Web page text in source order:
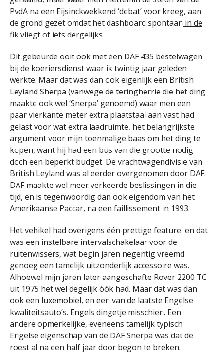
PvdA na een Eijsinckwekkend ‘debat’ voor kreeg, aan
de grond gezet omdat het dashboard spontaan in de
fik vliegtof iets dergelijks.
Dit gebeurde ooit ook met een DAF 435 bestelwagen
bij de koeriersdienst waar ik twintig jaar geleden
werkte. Maar dat was dan ook eigenlijk een British
Leyland Sherpa (vanwege de teringherrie die het ding
maakte ook wel ‘Snerpa’ genoemd) waar men een
paar vierkante meter extra plaatstaal aan vast had
gelast voor wat extra laadruimte, het belangrijkste
argument voor mijn toenmalige baas om het ding te
kopen, want hij had een bus van die grootte nodig
doch een beperkt budget. De vrachtwagendivisie van
British Leyland was al eerder overgenomen door DAF.
DAF maakte wel meer verkeerde beslissingen in die
tijd, en is tegenwoordig dan ook eigendom van het
Amerikaanse Paccar, na een faillissement in 1993.
Het vehikel had overigens één prettige feature, en dat
was een instelbare intervalschakelaar voor de
ruitenwissers, wat begin jaren negentig vreemd
genoeg een tamelijk uitzonderlijk accessoire was.
Alhoewel mijn jaren later aangeschafte Rover 2200 TC
uit 1975 het wel degelijk óók had. Maar dat was dan
ook een luxemobiel, en een van de laatste Engelse
kwaliteitsauto’s. Engels dingetje misschien. Een
andere opmerkelijke, eveneens tamelijk typisch
Engelse eigenschap van de DAF Snerpa was dat de
roest al na een half jaar door begon te breken.